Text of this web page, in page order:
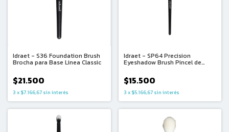
Idraet - S36 Foundation Brush
Brocha para Base Linea Classic
$21.500
3 x $7.166,67 sin interés
Idraet - SP64 Precision
Eyeshadow Brush Pincel de
$15.500
3 x $5.166,67 sin interés